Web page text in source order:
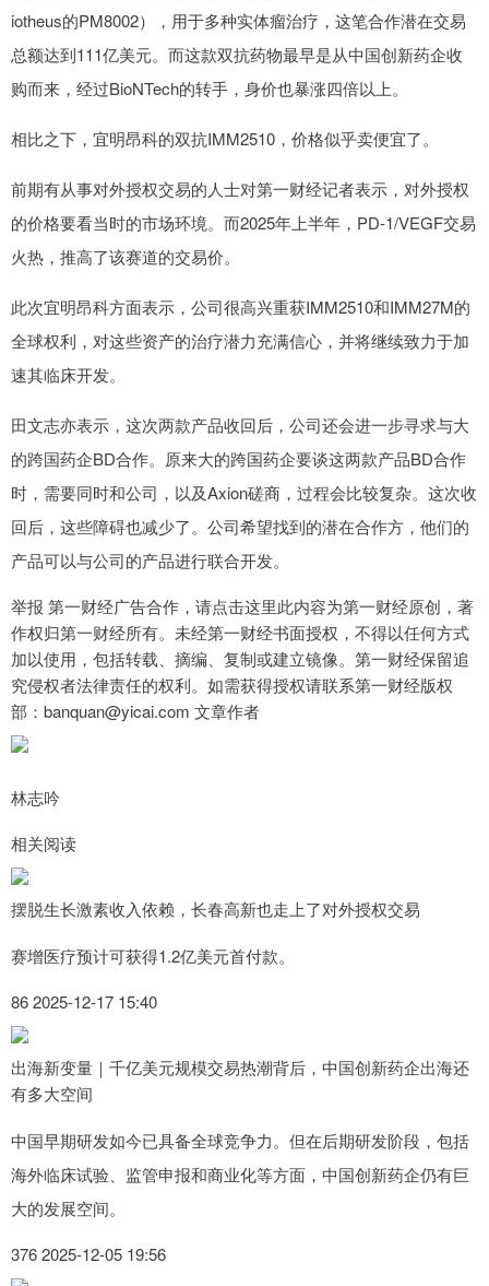
iotheus的PM8002），用于多种实体瘤治疗，这笔合作潜在交易
总额达到111亿美元。而这款双抗药物最早是从中国创新药企收
购而来，经过BioNTech的转手，身价也暴涨四倍以上。
相比之下，宜明昂科的双抗IMM2510，价格似乎卖便宜了。
前期有从事对外授权交易的人士对第一财经记者表示，对外授权
的价格要看当时的市场环境。而2025年上半年，PD-1/VEGF交易
火热，推高了该赛道的交易价。
此次宜明昂科方面表示，公司很高兴重获IMM2510和IMM27M的
全球权利，对这些资产的治疗潜力充满信心，并将继续致力于加
速其临床开发。
田文志亦表示，这次两款产品收回后，公司还会进一步寻求与大
的跨国药企BD合作。原来大的跨国药企要谈这两款产品BD合作
时，需要同时和公司，以及Axion磋商，过程会比较复杂。这次收
回后，这些障碍也减少了。公司希望找到的潜在合作方，他们的
产品可以与公司的产品进行联合开发。
举报 第一财经广告合作，请点击这里此内容为第一财经原创，著
作权归第一财经所有。未经第一财经书面授权，不得以任何方式
加以使用，包括转载、摘编、复制或建立镜像。第一财经保留追
究侵权者法律责任的权利。如需获得授权请联系第一财经版权
部：banquan@yicai.com 文章作者
林志吟
相关阅读
摆脱生长激素收入依赖，长春高新也走上了对外授权交易
赛增医疗预计可获得1.2亿美元首付款。
86 2025-12-17 15:40
出海新变量｜千亿美元规模交易热潮背后，中国创新药企出海还
有多大空间
中国早期研发如今已具备全球竞争力。但在后期研发阶段，包括
海外临床试验、监管申报和商业化等方面，中国创新药企仍有巨
大的发展空间。
376 2025-12-05 19:56